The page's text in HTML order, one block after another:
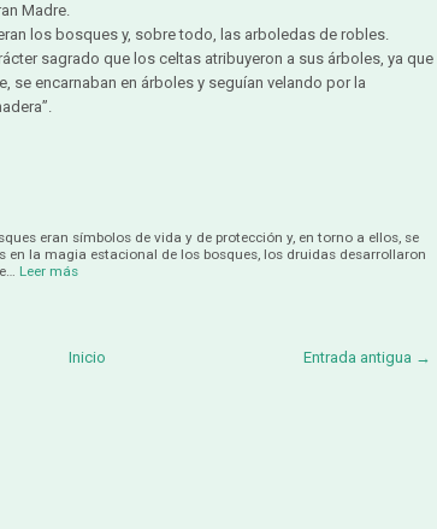
Madre.
los bosques y, sobre todo, las arboledas de robles.
sagrado que los celtas atribuyeron a sus árboles, ya que
se encarnaban en árboles y seguían velando por la
eran símbolos de vida y de protección y, en torno a ellos, se
en la magia estacional de los bosques, los druidas desarrollaron
Leer más
Entrada antigua →
Inicio